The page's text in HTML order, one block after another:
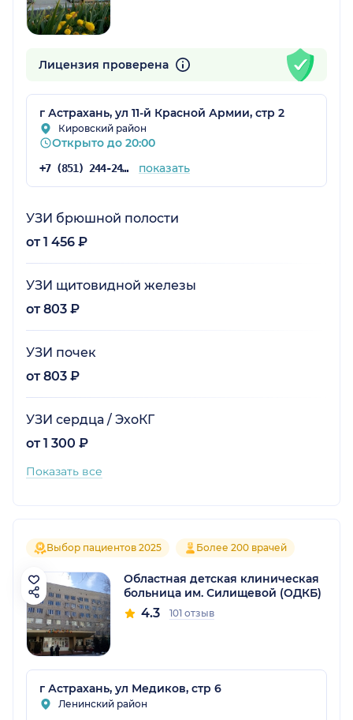
Лицензия проверена
г Астрахань, ул 11-й Красной Армии, стр 2
Кировский район
Открыто до 20:00
+7 (851) 244-24-50 показать
УЗИ брюшной полости
от 1 456 ₽
УЗИ щитовидной железы
от 803 ₽
УЗИ почек
от 803 ₽
УЗИ сердца / ЭхоКГ
от 1 300 ₽
Показать все
Выбор пациентов 2025 Более 200 врачей
Областная детская клиническая
больница им. Силищевой (ОДКБ)
4.3 101 отзыв
г Астрахань, ул Медиков, стр 6
Ленинский район